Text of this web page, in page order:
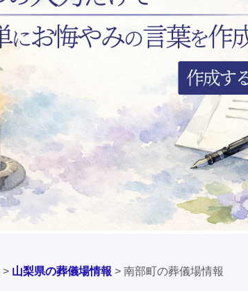
> 山梨県の葬儀場情報 > 南部町の葬儀場情報